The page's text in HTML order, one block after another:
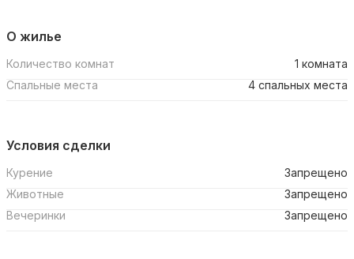
О жилье
Количество комнат
1 комната
Спальные места
4 спальных места
Условия сделки
Курение
Запрещено
Животные
Запрещено
Вечеринки
Запрещено